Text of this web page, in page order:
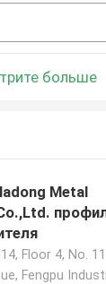
больше
Metal
Floor 4, No.
Fengpu